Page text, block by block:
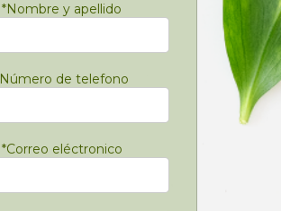
*Nombre y apellido
Número de telefono
*Correo eléctronico